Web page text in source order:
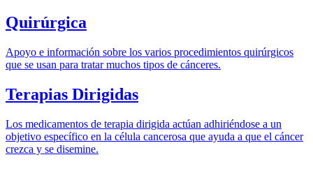
Quirúrgica
Apoyo e información sobre los varios procedimientos quirúrgicos
que se usan para tratar muchos tipos de cánceres.
Terapias Dirigidas
Los medicamentos de terapia dirigida actúan adhiriéndose a un
objetivo específico en la célula cancerosa que ayuda a que el cáncer
crezca y se disemine.